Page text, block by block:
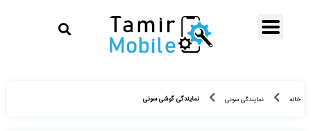
خانه نمایندگی سونی نمایندگی گوشی سونی